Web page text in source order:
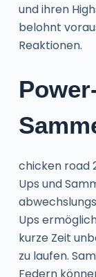
und ihren
belohnt
Reaktionen.
chicken road
Ups und
Ups
kurze Zeit
zu laufen.